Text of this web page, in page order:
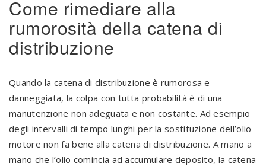
Come rimediare alla
rumorosità della catena di
distribuzione
Quando la catena di distribuzione è rumorosa e
danneggiata, la colpa con tutta probabilità è di una
manutenzione non adeguata e non costante. Ad esempio
degli intervalli di tempo lunghi per la sostituzione dell’olio
motore non fa bene alla catena di distribuzione. A mano a
mano che l’olio comincia ad accumulare deposito, la catena